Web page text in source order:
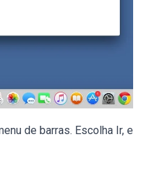
de barras. Escolha Ir, e